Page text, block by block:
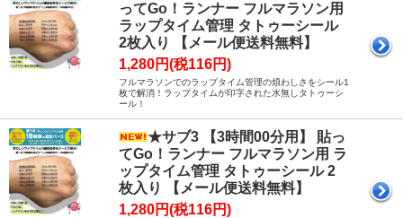
ってGo！ランナー フルマラソン用
ラップタイム管理 タトゥーシール
2枚入り 【メール便送料無料】
1,280円(税116円)
フルマラソンでのラップタイム管理の煩わしさをシール1
枚で解消！ラップタイムが印字された水無しタトゥーシ
ール！
★サブ3 【3時間00分用】 貼っ
てGo！ランナー フルマラソン用 ラ
ップタイム管理 タトゥーシール 2
枚入り 【メール便送料無料】
1,280円(税116円)